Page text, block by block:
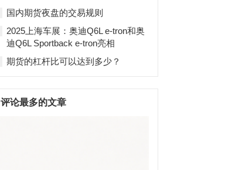
国内期货夜盘的交易规则
2025上海车展：奥迪Q6L e-tron和奥
迪Q6L Sportback e-tron亮相
期货的杠杆比可以达到多少？
评论最多的文章